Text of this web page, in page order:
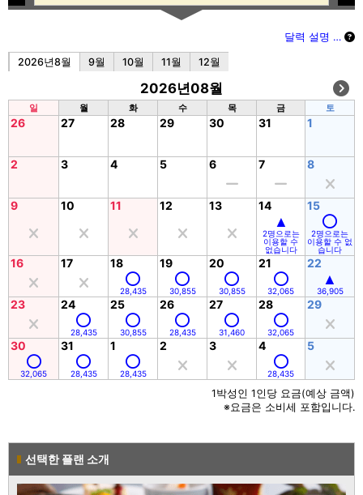
달력 설명 …
2026년8월 9월 10월 11월 12월
2026년08월
일 월 화 수 목 금 토
26 27 28 29 30 31 1
2 3 4 5 6 7 8
9 10 11 12 13 14
2명으로는
이용할 수
없습니다
15
2명으로는
이용할 수 없
습니다
16 17 18
28,435
19
30,855
20
30,855
21
32,065
22
36,905
23 24
28,435
25
30,855
26
28,435
27
31,460
28
32,065
29
30
32,065
31
28,435
1
28,435
2 3 4
28,435
5
1박성인 1인당 요금(예상 금액)
※요금은 소비세 포함입니다.
선택한 플랜 소개